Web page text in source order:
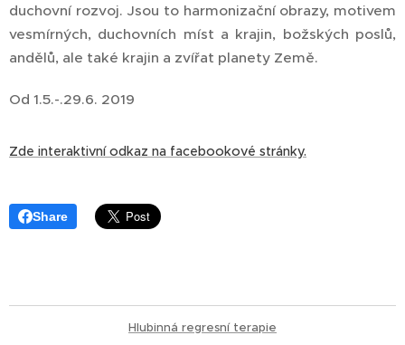
duchovní rozvoj. Jsou to harmonizační obrazy, motivem
vesmírných, duchovních míst a krajin, božských poslů,
andělů, ale také krajin a zvířat planety Země.
Od 1.5.-.29.6. 2019
Zde interaktivní odkaz na facebookové stránky.
Share
Hlubinná regresní terapie